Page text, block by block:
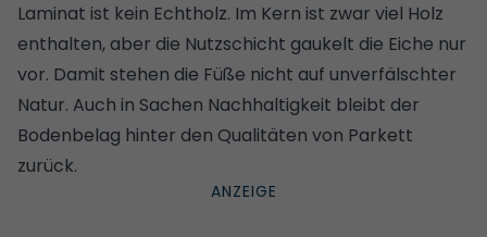
Laminat ist kein Echtholz. Im Kern ist zwar viel Holz
enthalten, aber die Nutzschicht gaukelt die Eiche nur
vor. Damit stehen die Füße nicht auf unverfälschter
Natur. Auch in Sachen Nachhaltigkeit bleibt der
Bodenbelag hinter den Qualitäten von Parkett
zurück.